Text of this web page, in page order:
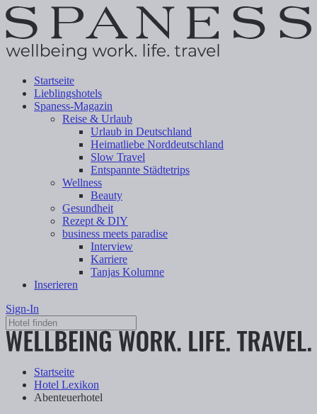
Startseite
Lieblingshotels
Spaness-Magazin
Reise & Urlaub
Urlaub in Deutschland
Heimatliebe Norddeutschland
Slow Travel
Entspannte Städtetrips
Wellness
Beauty
Gesundheit
Rezept & DIY
business meets paradise
Interview
Karriere
Tanjas Kolumne
Inserieren
Sign-In
Startseite
Hotel Lexikon
Abenteuerhotel